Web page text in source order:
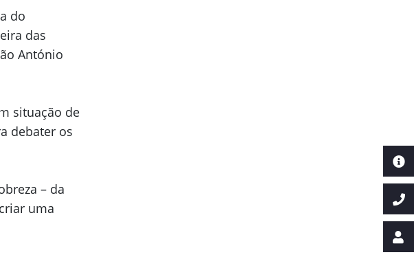
do
das
António
situação de
debater os
– da
uma